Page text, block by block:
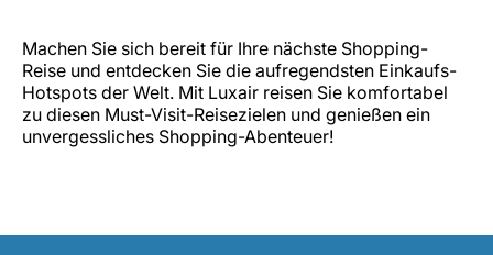
Machen Sie sich bereit für Ihre nächste Shopping-
Reise und entdecken Sie die aufregendsten Einkaufs-
Hotspots der Welt. Mit Luxair reisen Sie komfortabel
zu diesen Must-Visit-Reisezielen und genießen ein
unvergessliches Shopping-Abenteuer!